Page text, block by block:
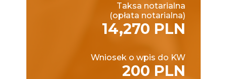
Taksa notarialna
(opłata notarialna)
14,270 PLN
Wniosek o wpis do KW
200 PLN